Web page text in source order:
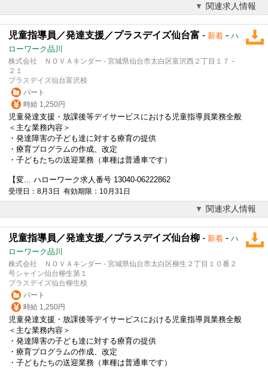
関連求人情報
児童指導員／発達支援／プラスデイズ仙台富 - 新着 - ハ
ローワーク品川
株式会社 ＮＯＶＡキンダー - 宮城県仙台市太白区富沢西２丁目１７－
２１
プラスデイズ仙台富沢校
パート
時給 1,250円
児童発達支援・ 放課後等デイサービス における児童指導員業務全般
＜主な業務内容＞
・発達障害の子ども達に対する療育の提供
・療育プログラムの作成、改定
・子どもたちの送迎業務（車種は普通車です）
【変... ハローワーク求人番号 13040-06222862
受理日：8月3日 有効期限：10月31日
関連求人情報
児童指導員／発達支援／プラスデイズ仙台柳 - 新着 - ハ
ローワーク品川
株式会社 ＮＯＶＡキンダー - 宮城県仙台市太白区柳生２丁目１０番２
号シャイン仙台柳生第１
プラスデイズ仙台柳生校
パート
時給 1,250円
児童発達支援・ 放課後等デイサービス における児童指導員業務全般
＜主な業務内容＞
・発達障害の子ども達に対する療育の提供
・療育プログラムの作成、改定
・子どもたちの送迎業務（車種は普通車です）